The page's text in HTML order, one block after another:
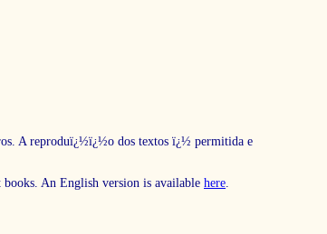
A reproduï¿½ï¿½o dos textos ï¿½ permitida e
An English version is available here.